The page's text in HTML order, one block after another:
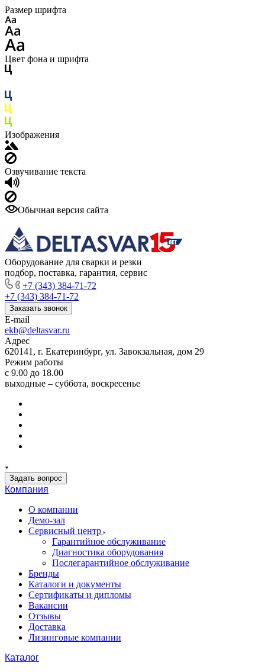
Размер шрифта
Цвет фона и шрифта
Изображения
Озвучивание текста
Обычная версия сайта
Оборудование для сварки и резки
подбор, поставка, гарантия, сервис
+7 (343) 384-71-72
+7 (343) 384-71-72
Заказать звонок
E-mail
ekb@deltasvar.ru
Адрес
620141, г. Екатеринбург, ул. Завокзальная, дом 29
Режим работы
с 9.00 до 18.00
выходные – суббота, воскресенье
Задать вопрос
Компания
О компании
Демо-зал
Сервисный центр
Гарантийное обслуживание
Диагностика оборудования
Послегарантийное обслуживание
Бренды
Каталоги и документы
Сертификаты и дипломы
Вакансии
Отзывы
Доставка
Лизинговые компании
Каталог